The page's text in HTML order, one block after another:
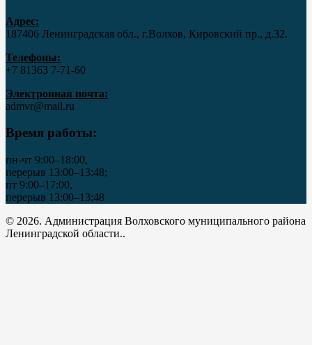
Адрес:
187406 Ленинградская обл., г.Волхов, Кировский пр., д.32.
Телефоны:
+7 81363 7‑71-60
Электронная почта:
admvr@mail.ru
Время работы:
пн-чт 9:00–18:00,
перерыв 13:00–13:48;
пт 9:00–17:00,
перерыв 13:00–13:48
© 2026. Администрация Волховского муниципального района
Ленинградской области..